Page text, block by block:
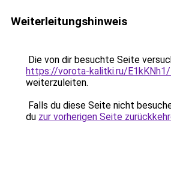
Weiterleitungshinweis
Die von dir besuchte Seite
https://vorota-kalitki.ru/
weiterzuleiten.
Falls du diese Seite nicht
du zur vorherigen Seite